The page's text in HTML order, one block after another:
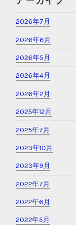
2026年7月
2026年6月
2026年5月
2026年4月
2026年2月
2025年12月
2025年7月
2023年10月
2023年9月
2022年7月
2022年6月
2022年5月